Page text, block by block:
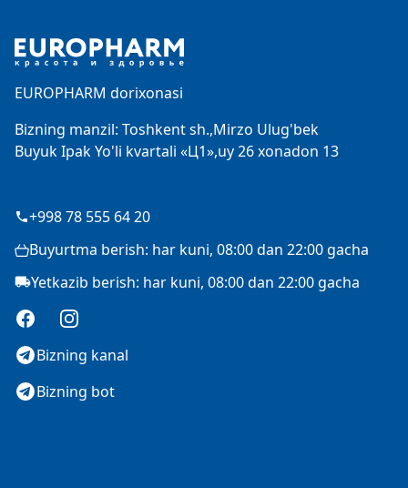
EUROPHARM dorixonasi
Bizning manzil: Toshkent sh.,Mirzo Ulug'bek
Buyuk Ipak Yo'li kvartali «Ц1»,uy 26 xonadon 13
+998 78 555 64 20
Buyurtma berish: har kuni, 08:00 dan 22:00 gacha
Yetkazib berish: har kuni, 08:00 dan 22:00 gacha
FacebookInstagram
Bizning kanal
Bizning bot